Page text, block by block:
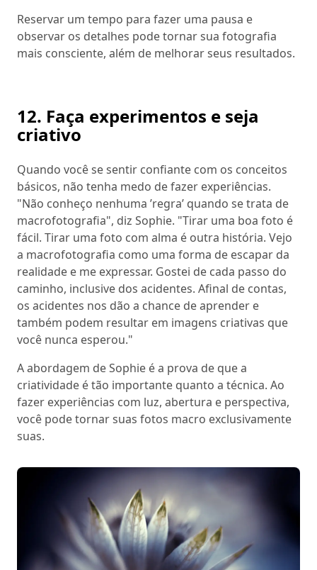
Reservar um tempo para fazer uma pausa e
observar os detalhes pode tornar sua fotografia
mais consciente, além de melhorar seus resultados.
12. Faça experimentos e seja
criativo
Quando você se sentir confiante com os conceitos
básicos, não tenha medo de fazer experiências.
"Não conheço nenhuma ’regra’ quando se trata de
macrofotografia", diz Sophie. "Tirar uma boa foto é
fácil. Tirar uma foto com alma é outra história. Vejo
a macrofotografia como uma forma de escapar da
realidade e me expressar. Gostei de cada passo do
caminho, inclusive dos acidentes. Afinal de contas,
os acidentes nos dão a chance de aprender e
também podem resultar em imagens criativas que
você nunca esperou."
A abordagem de Sophie é a prova de que a
criatividade é tão importante quanto a técnica. Ao
fazer experiências com luz, abertura e perspectiva,
você pode tornar suas fotos macro exclusivamente
suas.